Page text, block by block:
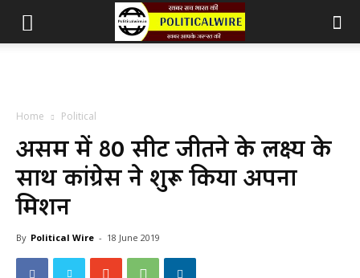
Home Political
असम में 80 सीट जीतने के लक्ष्य के
साथ कांग्रेस ने शुरू किया अपना
मिशन
By Political Wire - 18 June 2019